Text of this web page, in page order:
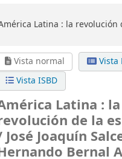
Latina : la revolución
Vista normal
Vista
Vista ISBD
Latina : la
de la
José Joaquín
Bernal